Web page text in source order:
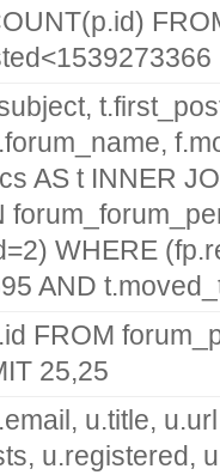
AS t INNER
WHERE
AND
FROM
25,25
u.title,
u.registered,